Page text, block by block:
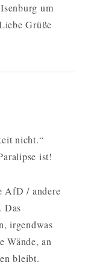
um
Grüße
nicht.“
ist!
AfD / andere
Das
irgendwas
Wände, an
bleibt.